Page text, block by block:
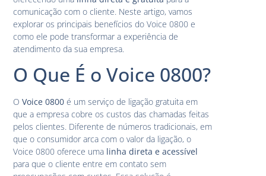
comunicação com o cliente. Neste artigo, vamos
explorar os principais benefícios do Voice 0800 e
como ele pode transformar a experiência de
atendimento da sua empresa.
O Que É o Voice 0800?
OVoice 0800 é um serviço de ligação gratuita em
que a empresa cobre os custos das chamadas feitas
pelos clientes. Diferente de números tradicionais, em
que o consumidor arca com o valor da ligação, o
Voice 0800 oferece uma linha direta e acessível
para que o cliente entre em contato sem